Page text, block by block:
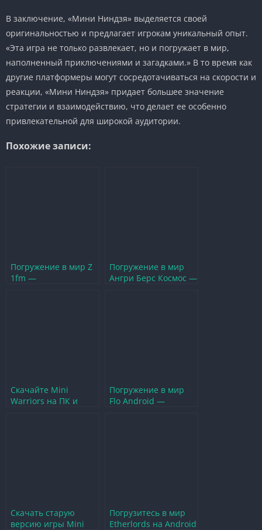
В заключение, «Мини Ниндзя» выделяется своей
оригинальностью и предлагает игрокам уникальный опыт.
«Эта игра не только развлекает, но и погружает в мир,
наполненный приключениями и загадками.» В то время как
другие платформеры могут сосредотачиваться на скорости и
реакции, «Мини Ниндзя» придает большее значение
стратегии и взаимодействию, что делает ее особенно
привлекательной для широкой аудитории.
Похожие записи:
Погружение в мир Z
1fm —
Погружение в мир
Ангри Берс Космос —
Скачайте Mini
Warriors на ПК и
Погружение в мир
Flo Android —
Скачать старую
версию игры Mini
Погрузитесь в мир
Etherlords на Android